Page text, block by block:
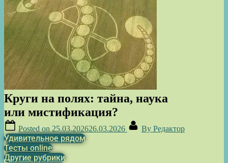
Круги на полях: тайна, наука
или мистификация?
Posted on 25.03.202626.03.2026 By Редактор
Удивительное рядом
Тесты online
Другие рубрики